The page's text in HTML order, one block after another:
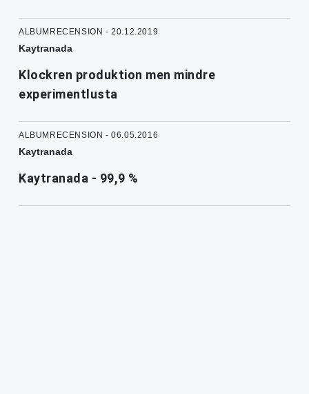
ALBUMRECENSION - 20.12.2019
Kaytranada
Klockren produktion men mindre
experimentlusta
ALBUMRECENSION - 06.05.2016
Kaytranada
Kaytranada - 99,9 %